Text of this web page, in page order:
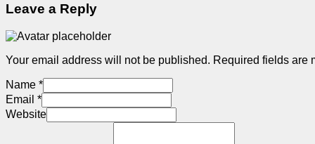
Leave a Reply
Your email address will not be published. Required fields are
Name *
Email *
Website